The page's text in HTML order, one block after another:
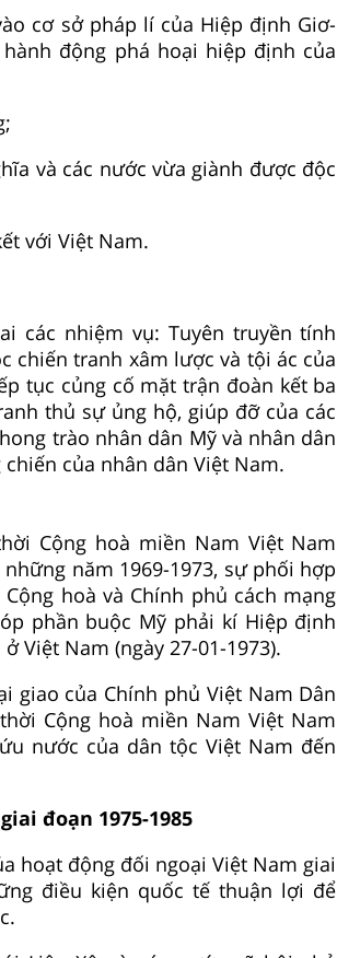
cơ sở pháp lí của Hiệp định Giơ-
động phá hoại hiệp định của
và các nước vừa giành được độc
với Việt Nam.
các nhiệm vụ: Tuyên truyền tính
chiến tranh xâm lược và tội ác của
tục củng cố mặt trận đoàn kết ba
thủ sự ủng hộ, giúp đỡ của các
trào nhân dân Mỹ và nhân dân
của nhân dân Việt Nam.
Cộng hoà miền Nam Việt Nam
năm 1969-1973, sự phối hợp
hoà và Chính phủ cách mạng
phần buộc Mỹ phải kí Hiệp định
Việt Nam (ngày 27-01-1973).
giao của Chính phủ Việt Nam Dân
Cộng hoà miền Nam Việt Nam
nước của dân tộc Việt Nam đến
đoạn 1975-1985
hoạt động đối ngoại Việt Nam giai
điều kiện quốc tế thuận lợi để